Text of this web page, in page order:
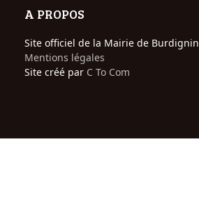
A PROPOS
Site officiel de la Mairie de Burdignin
Mentions légales
Site créé par C To Com